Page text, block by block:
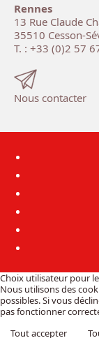
Rennes
13 Rue Claude
35510 Cesson-
T. : +33 (0)2 57
Nous contacter
Choix utilisateur pour
Nous utilisons des
possibles. Si vous
pas fonctionner
Tout accepter